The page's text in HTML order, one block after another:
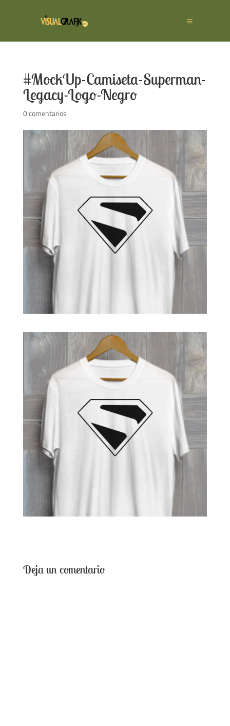
#MockUp-Camiseta-Superman-
Legacy-Logo-Negro
0 comentarios
Deja un comentario